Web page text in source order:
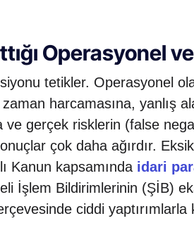
Operasyonel
tetikler. Operasyonel
harcamasına, yanlış
ve gerçek risklerin (false
çok daha ağırdır.
Kanun kapsamında idari
İşlem Bildirimlerinin (ŞİB)
ciddi yaptırımlarla